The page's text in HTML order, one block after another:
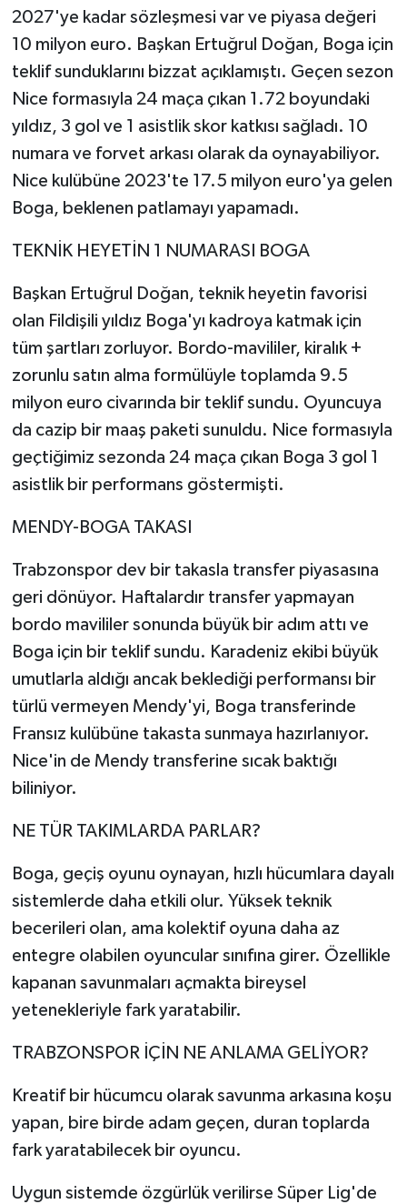
2027'ye kadar sözleşmesi var ve piyasa değeri
10 milyon euro. Başkan Ertuğrul Doğan, Boga için
teklif sunduklarını bizzat açıklamıştı. Geçen sezon
Nice formasıyla 24 maça çıkan 1.72 boyundaki
yıldız, 3 gol ve 1 asistlik skor katkısı sağladı. 10
numara ve forvet arkası olarak da oynayabiliyor.
Nice kulübüne 2023'te 17.5 milyon euro'ya gelen
Boga, beklenen patlamayı yapamadı.
TEKNİK HEYETİN 1 NUMARASI BOGA
Başkan Ertuğrul Doğan, teknik heyetin favorisi
olan Fildişili yıldız Boga'yı kadroya katmak için
tüm şartları zorluyor. Bordo-mavililer, kiralık +
zorunlu satın alma formülüyle toplamda 9.5
milyon euro civarında bir teklif sundu. Oyuncuya
da cazip bir maaş paketi sunuldu. Nice formasıyla
geçtiğimiz sezonda 24 maça çıkan Boga 3 gol 1
asistlik bir performans göstermişti.
MENDY-BOGA TAKASI
Trabzonspor dev bir takasla transfer piyasasına
geri dönüyor. Haftalardır transfer yapmayan
bordo mavililer sonunda büyük bir adım attı ve
Boga için bir teklif sundu. Karadeniz ekibi büyük
umutlarla aldığı ancak beklediği performansı bir
türlü vermeyen Mendy'yi, Boga transferinde
Fransız kulübüne takasta sunmaya hazırlanıyor.
Nice'in de Mendy transferine sıcak baktığı
biliniyor.
NE TÜR TAKIMLARDA PARLAR?
Boga, geçiş oyunu oynayan, hızlı hücumlara dayalı
sistemlerde daha etkili olur. Yüksek teknik
becerileri olan, ama kolektif oyuna daha az
entegre olabilen oyuncular sınıfına girer. Özellikle
kapanan savunmaları açmakta bireysel
yetenekleriyle fark yaratabilir.
TRABZONSPOR İÇİN NE ANLAMA GELİYOR?
Kreatif bir hücumcu olarak savunma arkasına koşu
yapan, bire birde adam geçen, duran toplarda
fark yaratabilecek bir oyuncu.
Uygun sistemde özgürlük verilirse Süper Lig'de